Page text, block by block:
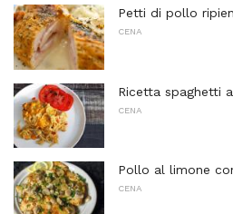
Petti di pollo
CENA
Ricetta spaghetti
CENA
Pollo al limone
CENA